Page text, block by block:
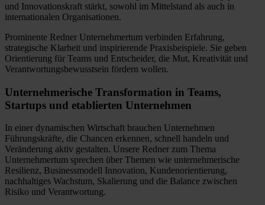
und Innovationskraft stärkt, sowohl im Mittelstand als auch in
internationalen Organisationen.
Prominente Redner Unternehmertum verbinden Erfahrung,
strategische Klarheit und inspirierende Praxisbeispiele. Sie geben
Orientierung für Teams und Entscheider, die Mut, Kreativität und
Verantwortungsbewusstsein fördern wollen.
Unternehmerische Transformation in Teams,
Startups und etablierten Unternehmen
In einer dynamischen Wirtschaft brauchen Unternehmen
Führungskräfte, die Chancen erkennen, schnell handeln und
Veränderung aktiv gestalten. Unsere Redner zum Thema
Unternehmertum sprechen über Themen wie unternehmerische
Resilienz, Businessmodell Innovation, Kundenorientierung,
nachhaltiges Wachstum, Skalierung und die Balance zwischen
Risiko und Verantwortung.